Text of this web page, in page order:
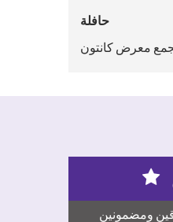
حافلة
ومضمونين